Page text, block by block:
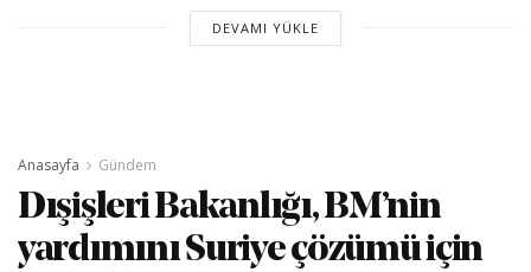
DEVAMI YÜKLE
Anasayfa Gündem
Dışişleri Bakanlığı, BM’nin
yardımını Suriye çözümü için